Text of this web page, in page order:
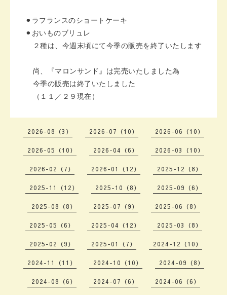
⚫︎ラフランスのショートケーキ
⚫︎おいものブリュレ
２種は、今週末頃にて今季の販売を終了いたします
尚、『マロンサンド』は完売いたしました為
今季の販売は終了いたしました
（１１／２９現在）
2026-08（3） 2026-07（10） 2026-06（10）
2026-05（10） 2026-04（6） 2026-03（10）
2026-02（7） 2026-01（12） 2025-12（8）
2025-11（12） 2025-10（8） 2025-09（6）
2025-08（8） 2025-07（9） 2025-06（8）
2025-05（6） 2025-04（12） 2025-03（8）
2025-02（9） 2025-01（7） 2024-12（10）
2024-11（11） 2024-10（10） 2024-09（8）
2024-08（6） 2024-07（6） 2024-06（6）